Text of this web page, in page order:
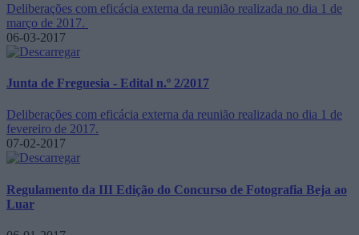
Deliberações com eficácia externa da reunião realizada no dia 1 de
março de 2017.
06-03-2017
Junta de Freguesia - Edital n.º 2/2017
Deliberações com eficácia externa da reunião realizada no dia 1 de
fevereiro de 2017.
07-02-2017
Regulamento da III Edição do Concurso de Fotografia Beja ao
Luar